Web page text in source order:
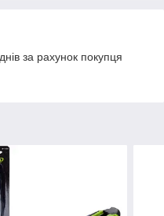
за рахунок покупця